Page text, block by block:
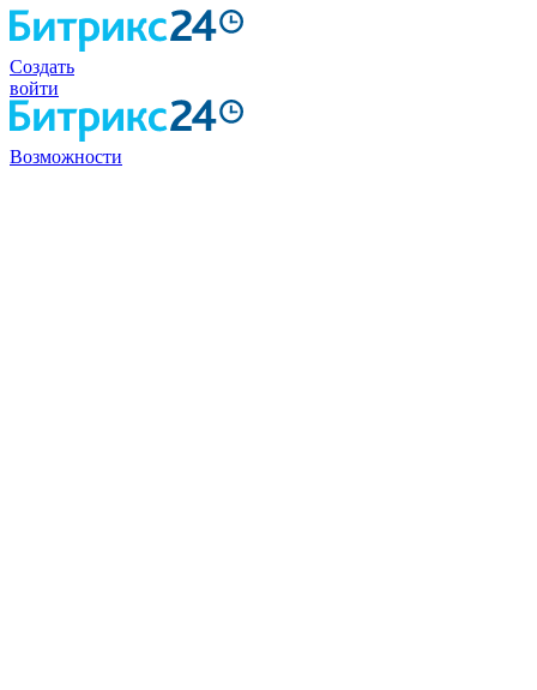
Создать
войти
Возможности